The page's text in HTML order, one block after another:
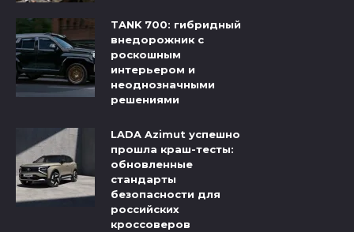
TANK 700: гибридный
внедорожник с
роскошным
интерьером и
неоднозначными
решениями
LADA Azimut успешно
прошла краш-тесты:
обновленные
стандарты
безопасности для
российских
кроссоверов